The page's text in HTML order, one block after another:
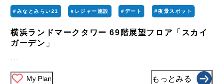
#みなとみらい21 #レジャー施設 #デート #夜景スポット
横浜ランドマークタワー 69階展望フロア「スカイ
ガーデン」
My Plan もっとみる